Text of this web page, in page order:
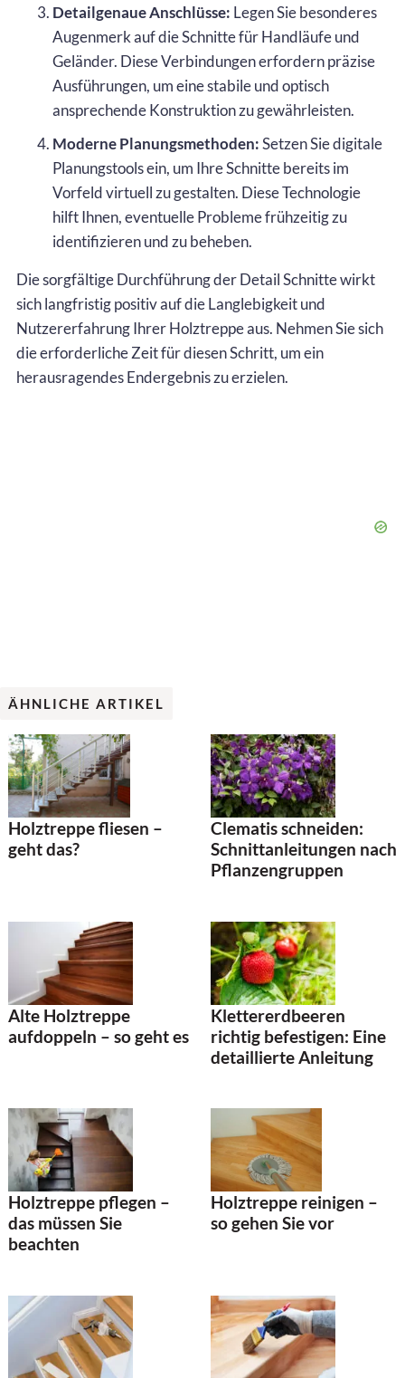
Detailgenaue Anschlüsse: Legen Sie besonderes
Augenmerk auf die Schnitte für Handläufe und
Geländer. Diese Verbindungen erfordern präzise
Ausführungen, um eine stabile und optisch
ansprechende Konstruktion zu gewährleisten.
Moderne Planungsmethoden:Setzen Sie digitale
Planungstools ein, um Ihre Schnitte bereits im
Vorfeld virtuell zu gestalten. Diese Technologie
hilft Ihnen, eventuelle Probleme frühzeitig zu
identifizieren und zu beheben.
Die sorgfältige Durchführung der Detail Schnitte wirkt
sich langfristig positiv auf die Langlebigkeit und
Nutzererfahrung Ihrer Holztreppe aus. Nehmen Sie sich
die erforderliche Zeit für diesen Schritt, um ein
herausragendes Endergebnis zu erzielen.
ÄHNLICHE ARTIKEL
Holztreppe fliesen –
geht das?
Clematis schneiden:
Schnittanleitungen nach
Pflanzengruppen
Alte Holztreppe
aufdoppeln – so geht es
Klettererdbeeren
richtig befestigen: Eine
detaillierte Anleitung
Holztreppe pflegen –
das müssen Sie
beachten
Holztreppe reinigen –
so gehen Sie vor